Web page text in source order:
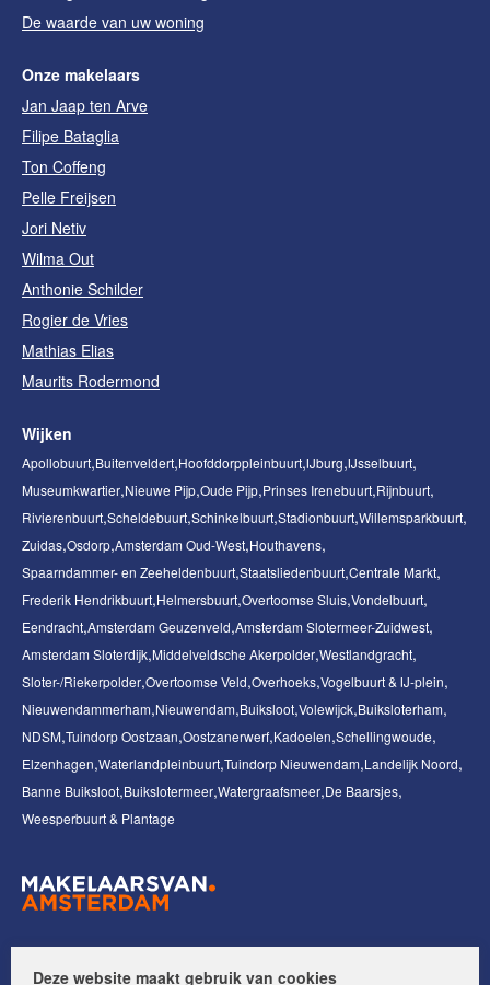
De waarde van uw woning
Onze makelaars
Jan Jaap ten Arve
Filipe Bataglia
Ton Coffeng
Pelle Freijsen
Jori Netiv
Wilma Out
Anthonie Schilder
Rogier de Vries
Mathias Elias
Maurits Rodermond
Wijken
Apollobuurt Buitenveldert Hoofddorppleinbuurt IJburg IJsselbuurt
Museumkwartier Nieuwe Pijp Oude Pijp Prinses Irenebuurt Rijnbuurt
Rivierenbuurt Scheldebuurt Schinkelbuurt Stadionbuurt Willemsparkbuurt
Zuidas Osdorp Amsterdam Oud-West Houthavens
Spaarndammer- en Zeeheldenbuurt Staatsliedenbuurt Centrale Markt
Frederik Hendrikbuurt Helmersbuurt Overtoomse Sluis Vondelbuurt
Eendracht Amsterdam Geuzenveld Amsterdam Slotermeer-Zuidwest
Amsterdam Sloterdijk Middelveldsche Akerpolder Westlandgracht
Sloter-/Riekerpolder Overtoomse Veld Overhoeks Vogelbuurt & IJ-plein
Nieuwendammerham Nieuwendam Buiksloot Volewijck Buiksloterham
NDSM Tuindorp Oostzaan Oostzanerwerf Kadoelen Schellingwoude
Elzenhagen Waterlandpleinbuurt Tuindorp Nieuwendam Landelijk Noord
Banne Buiksloot Buikslotermeer Watergraafsmeer De Baarsjes
Weesperbuurt & Plantage
Volg ons op:
Deze website maakt gebruik van cookies